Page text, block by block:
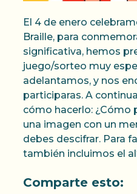
El 4 de enero
Braille, para
significativa, hemos
juego/sorteo muy
adelantamos, y nos
participaras. A
cómo hacerlo: ¿Cómo
una imagen con un
debes descifrar. Para
también incluimos el
Comparte esto: